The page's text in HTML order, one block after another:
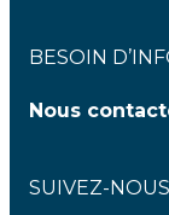
BESOIN
Nous
SUIVEZ-